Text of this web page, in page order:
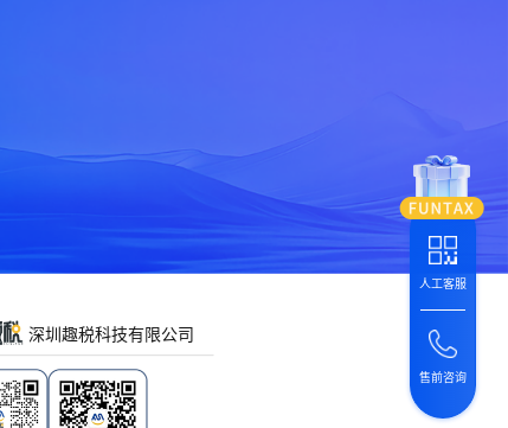
人工客服
售前咨询
深圳趣税科技有限公司